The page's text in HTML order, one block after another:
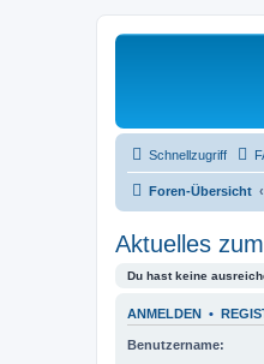
Schnellzugriff
Foren-Übersicht
Aktuelles
Du hast keine
ANMELDEN •
Benutzername: